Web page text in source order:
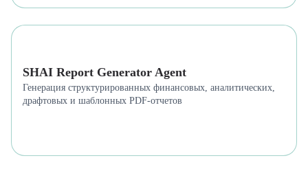
SHAI Report Generator Agent
Генерация структурированных финансовых, аналитических,
драфтовых и шаблонных PDF-отчетов